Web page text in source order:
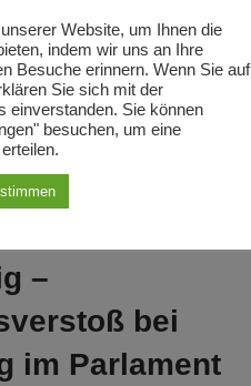
intensive
des Namensstreits
favorisiert eine
»
–
bei
im Parlament
Website, um Ihnen die
indem wir uns an Ihre
Besuche erinnern. Wenn Sie auf
Sie sich mit der
einverstanden. Sie können
besuchen, um eine